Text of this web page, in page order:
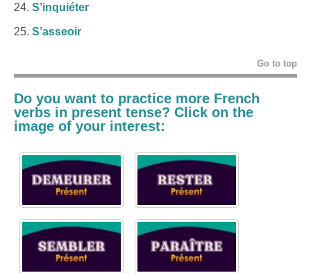
S’inquiéter
S’asseoir
Go to top
Do you want to practice more French
verbs in present tense? Click on the
image of your interest: